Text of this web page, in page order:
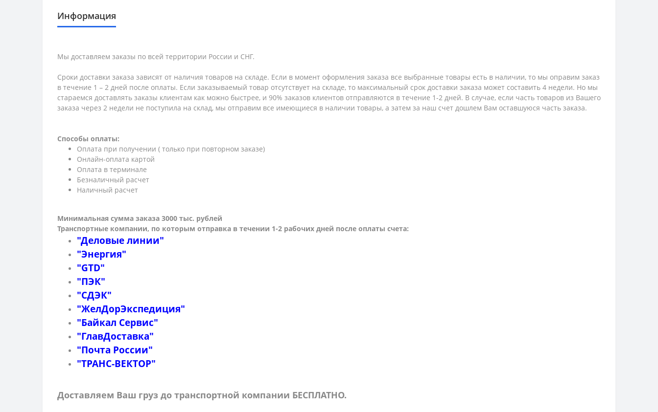
Информация
Мы доставляем заказы по всей территории России и СНГ.
Сроки доставки заказа зависят от наличия товаров на складе. Если в момент оформления заказа все выбранные товары есть в наличии, то мы оправим заказ
в течение 1 – 2 дней после оплаты. Если заказываемый товар отсутствует на складе, то максимальный срок доставки заказа может составить 4 недели. Но мы
стараемся доставлять заказы клиентам как можно быстрее, и 90% заказов клиентов отправляются в течение 1-2 дней. В случае, если часть товаров из Вашего
заказа через 2 недели не поступила на склад, мы отправим все имеющиеся в наличии товары, а затем за наш счет дошлем Вам оставшуюся часть заказа.
Способы оплаты:
Оплата при получении ( только при повторном заказе)
Онлайн-оплата картой
Оплата в терминале
Безналичный расчет
Наличный расчет
Минимальная сумма заказа 3000 тыс. рублей
Транспортные компании, по которым отправка в течении 1-2 рабочих дней после оплаты счета:
"Деловые линии"
"Энергия"
"GTD"
"ПЭК"
"СДЭК"
"ЖелДорЭкспедиция"
"Байкал Сервис"
"ГлавДоставка"
"Почта России"
"ТРАНС-ВЕКТОР"
Доставляем Ваш груз до транспортной компании БЕСПЛАТНО.